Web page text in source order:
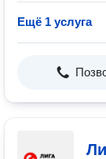
Ещё 1 услуга